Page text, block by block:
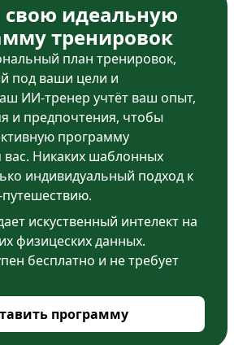
свою идеальную
тренировок
план тренировок,
под ваши цели и
ИИ-тренер учтёт ваш опыт,
и предпочтения, чтобы
программу
вас. Никаких шаблонных
индивидуальный подход к
искуственный интелект на
физицеских данных.
бесплатно и не требует
программу